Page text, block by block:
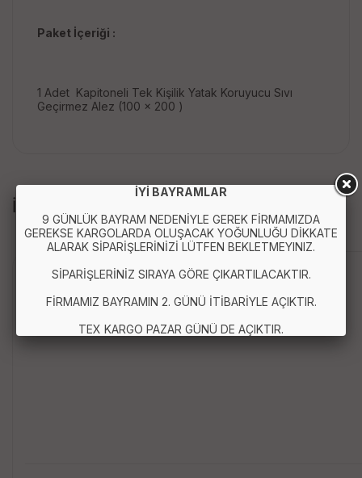
Paket İçeriği :
1 Adet Kapitoneli Tek Kişilik Yatak Koruyucu Sıvı
Geçirmez Alez (100 x 200 )
İLGİLİ ÜRÜNLER
Anında Kargo
İYİ BAYRAMLAR
9 GÜNLÜK BAYRAM NEDENİYLE GEREK FİRMAMIZDA
GEREKSE KARGOLARDA OLUŞACAK YOĞUNLUĞU DİKKATE
ALARAK SİPARİŞLERİNİZİ LÜTFEN BEKLETMEYINIZ.
SİPARİŞLERİNİZ SIRAYA GÖRE ÇIKARTILACAKTIR.
FİRMAMIZ BAYRAMIN 2. GÜNÜ İTİBARİYLE AÇIKTIR.
TEX KARGO PAZAR GÜNÜ DE AÇIKTIR.